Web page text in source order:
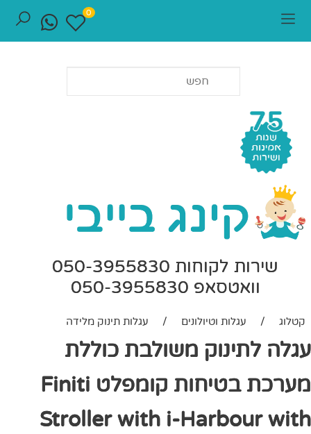
שירות לקוחות 050-3955830
וואטסאפ 050-3955830
0
קטלוג / עגלות וטיולונים / עגלות תינוק מלידה
עגלה לתינוק משולבת כוללת
מערכת בטיחות קומפלט Finiti
Stroller with i-Harbour with